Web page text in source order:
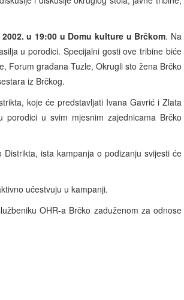
u 19:00 u Domu kulture u Brčkom. Na
u porodici. Specijalni gosti ove tribine biće
Forum građana Tuzle, Okrugli sto žena Brčko
iz Brčkog.
koje će predstavljati Ivana Gavrić i Zlata
u svim mjesnim zajednicama Brčko
ista kampanja o podizanju svijesti će
učestvuju u kampanji.
OHR-a Brčko zaduženom za odnose